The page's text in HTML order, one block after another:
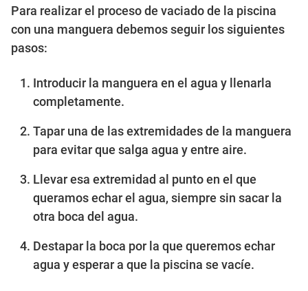
Para realizar el proceso de vaciado de la piscina
con una manguera debemos seguir los siguientes
pasos:
Introducir la manguera en el agua y llenarla
completamente.
Tapar una de las extremidades de la manguera
para evitar que salga agua y entre aire.
Llevar esa extremidad al punto en el que
queramos echar el agua, siempre sin sacar la
otra boca del agua.
Destapar la boca por la que queremos echar
agua y esperar a que la piscina se vacíe.